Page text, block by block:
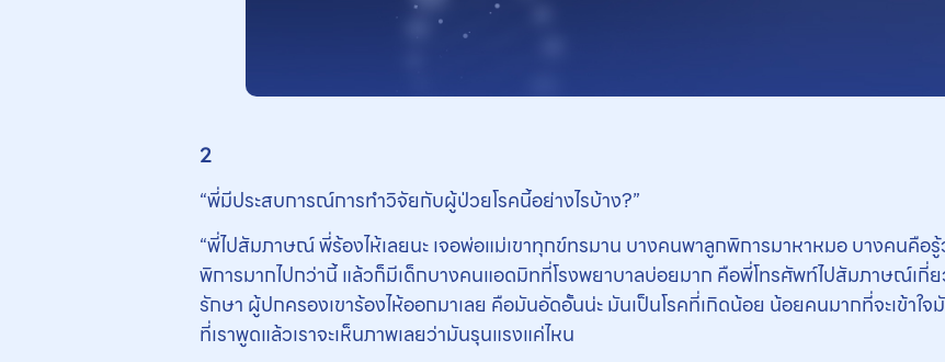
2
“พี่มีประสบการณ์การทำวิจัยกับผู้ป่วยโรคนี้อย่างไรบ้าง?”
“พี่ไปสัมภาษณ์ พี่ร้องไห้เลยนะ เจอพ่อแม่เขาทุกข์ทรมาน บางคนพาลูกพิการมาหาหมอ บางคนคือรู้
พิการมากไปกว่านี้ แล้วก็มีเด็กบางคนแอดมิทที่โรงพยาบาลบ่อยมาก คือพี่โทรศัพท์ไปสัมภาษณ์เกี่ย
รักษา ผู้ปกครองเขาร้องไห้ออกมาเลย คือมันอัดอั้นน่ะ มันเป็นโรคที่เกิดน้อย น้อยคนมากที่จะเข้าใจ
ที่เราพูดแล้วเราจะเห็นภาพเลยว่ามันรุนแรงแค่ไหน